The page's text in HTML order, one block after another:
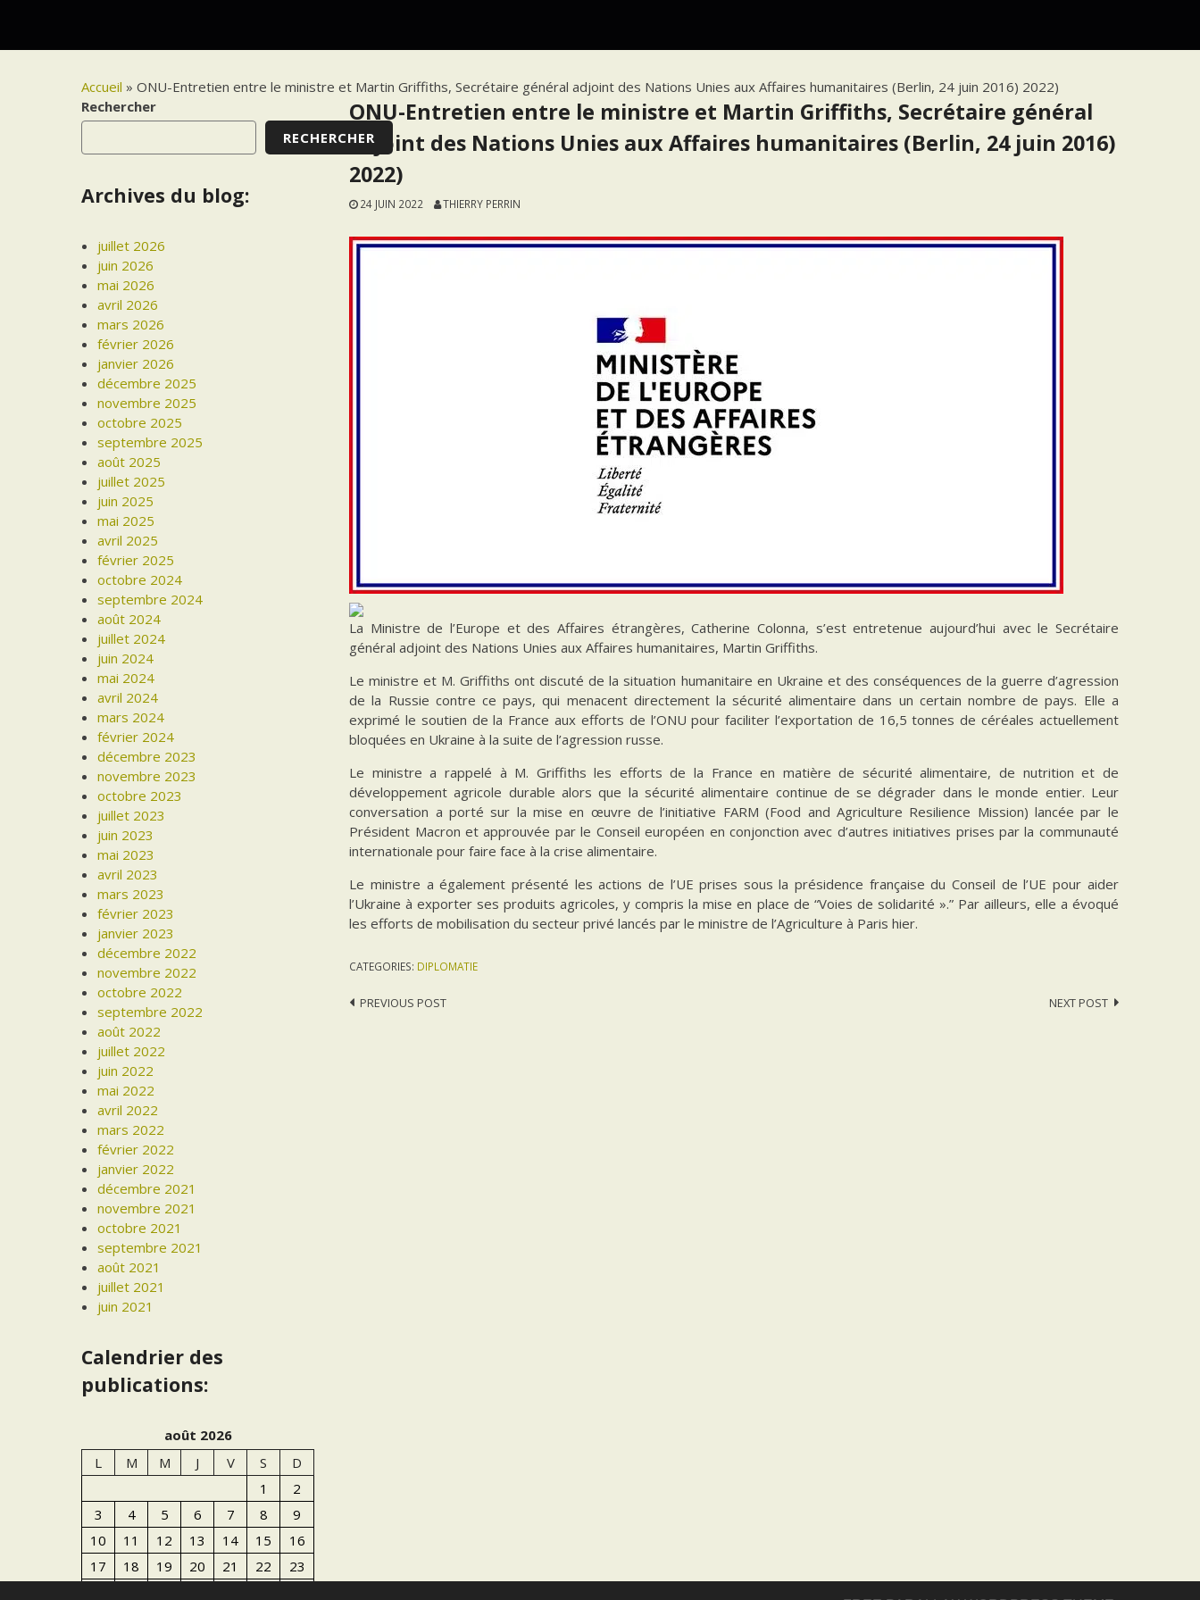
Accueil »ONU-Entretien entre le ministre et Martin Griffiths, Secrétaire général adjoint des Nations Unies aux Affaires humanitaires (Berlin, 24 juin 2016) 2022)
ONU-Entretien entre le ministre et Martin Griffiths, Secrétaire général
adjoint des Nations Unies aux Affaires humanitaires (Berlin, 24 juin 2016)
2022)
24 JUIN 2022 THIERRY PERRIN
La Ministre de l’Europe et des Affaires étrangères, Catherine Colonna, s’est entretenue aujourd’hui avec le Secrétaire
général adjoint des Nations Unies aux Affaires humanitaires, Martin Griffiths.
Le ministre et M. Griffiths ont discuté de la situation humanitaire en Ukraine et des conséquences de la guerre d’agression
de la Russie contre ce pays, qui menacent directement la sécurité alimentaire dans un certain nombre de pays. Elle a
exprimé le soutien de la France aux efforts de l’ONU pour faciliter l’exportation de 16,5 tonnes de céréales actuellement
bloquées en Ukraine à la suite de l’agression russe.
Le ministre a rappelé à M. Griffiths les efforts de la France en matière de sécurité alimentaire, de nutrition et de
développement agricole durable alors que la sécurité alimentaire continue de se dégrader dans le monde entier. Leur
conversation a porté sur la mise en œuvre de l’initiative FARM (Food and Agriculture Resilience Mission) lancée par le
Président Macron et approuvée par le Conseil européen en conjonction avec d’autres initiatives prises par la communauté
internationale pour faire face à la crise alimentaire.
Le ministre a également présenté les actions de l’UE prises sous la présidence française du Conseil de l’UE pour aider
l’Ukraine à exporter ses produits agricoles, y compris la mise en place de “Voies de solidarité ».” Par ailleurs, elle a évoqué
les efforts de mobilisation du secteur privé lancés par le ministre de l’Agriculture à Paris hier.
CATEGORIES: DIPLOMATIE
Post
PREVIOUS POST NEXT POST
Rechercher
RECHERCHER
Archives du blog:
juillet 2026
juin 2026
mai 2026
avril 2026
mars 2026
février 2026
janvier 2026
décembre 2025
novembre 2025
octobre 2025
septembre 2025
août 2025
juillet 2025
juin 2025
mai 2025
avril 2025
février 2025
octobre 2024
septembre 2024
août 2024
juillet 2024
juin 2024
mai 2024
avril 2024
mars 2024
février 2024
décembre 2023
novembre 2023
octobre 2023
juillet 2023
juin 2023
mai 2023
avril 2023
mars 2023
février 2023
janvier 2023
décembre 2022
novembre 2022
octobre 2022
septembre 2022
août 2022
juillet 2022
juin 2022
mai 2022
avril 2022
mars 2022
février 2022
janvier 2022
décembre 2021
novembre 2021
octobre 2021
septembre 2021
août 2021
juillet 2021
juin 2021
Calendrier des
publications:
août 2026
L
M M J V S
D
1
2
3
4 5 6 7 8
9
10
11 12 13 14 15
16
17
18 19 20 21 22
23